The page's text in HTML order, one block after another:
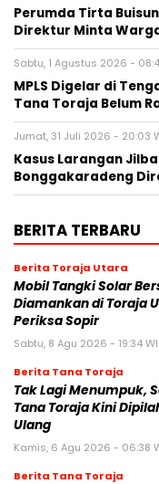
Perumda Tirta
Direktur Minta
Sabtu, 1 Agustus 2026 -
MPLS Digelar di
Tana Toraja Belum
Jumat, 31 Juli 2026 - 20:03
Kasus Larangan
Bonggakaradeng
BERITA TERBARU
Berita Toraja Utara
Mobil Tangki Solar
Diamankan di Toraja
Periksa Sopir
Sabtu, 8 Agu 2026 - 19:34
Berita Tana Toraja
Tak Lagi Menumpuk,
Tana Toraja Kini
Ulang
Kamis, 6 Agu 2026 - 06:38
Berita Tana Toraja